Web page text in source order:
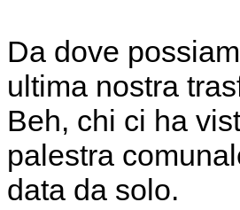
Da dove
ultima nostra
Beh, chi ci ha
palestra
data da solo.